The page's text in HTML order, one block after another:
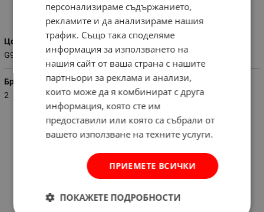
Характеристики
Цокъл
G9
Брой лампи
2
персонализираме съдържанието,
рекламите и да анализираме нашия
трафик. Също така споделяме
информация за използването на
нашия сайт от ваша страна с нашите
партньори за реклама и анализи,
които може да я комбинират с друга
информация, която сте им
предоставили или която са събрали от
вашето използване на техните услуги.
ПРИЕМЕТЕ ВСИЧКИ
ПОКАЖЕТЕ ПОДРОБНОСТИ